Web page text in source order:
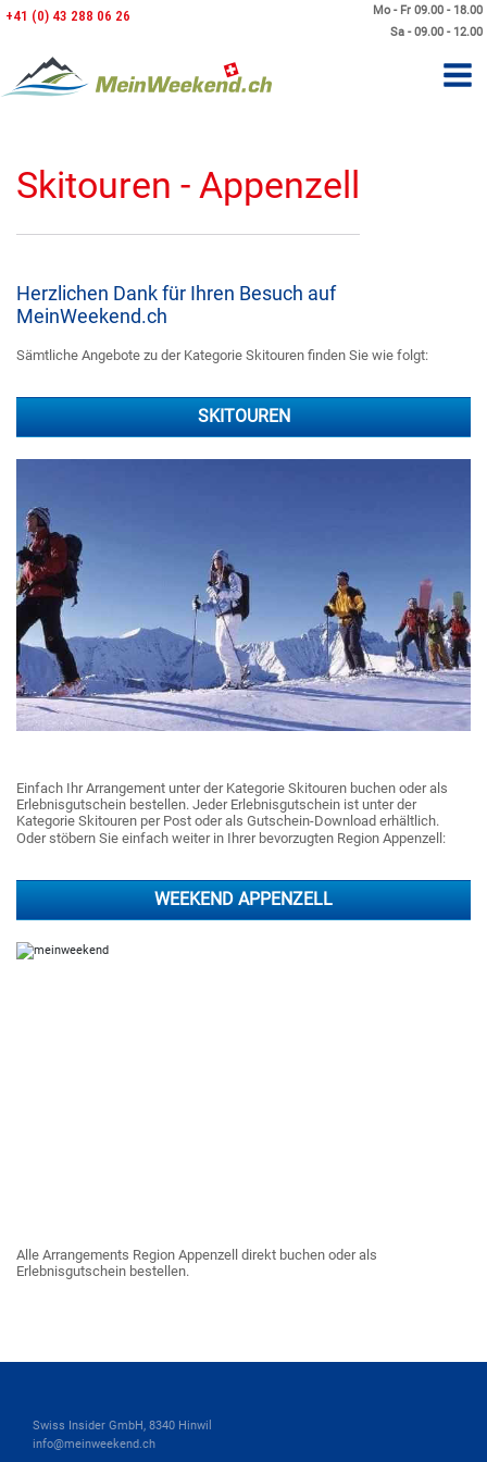
Mo - Fr 09.00 - 18.00
Sa - 09.00 - 12.00
+41 (0) 43 288 06 26
Skitouren - Appenzell
Herzlichen Dank für Ihren Besuch auf
MeinWeekend.ch
Sämtliche Angebote zu der Kategorie Skitouren finden Sie wie folgt:
SKITOUREN
Einfach Ihr Arrangement unter der Kategorie Skitouren buchen oder als
Erlebnisgutschein bestellen. Jeder Erlebnisgutschein ist unter der
Kategorie Skitouren per Post oder als Gutschein-Download erhältlich.
Oder stöbern Sie einfach weiter in Ihrer bevorzugten Region Appenzell:
WEEKEND APPENZELL
Alle Arrangements Region Appenzell direkt buchen oder als
Erlebnisgutschein bestellen.
Swiss Insider GmbH, 8340 Hinwil
info@meinweekend.ch